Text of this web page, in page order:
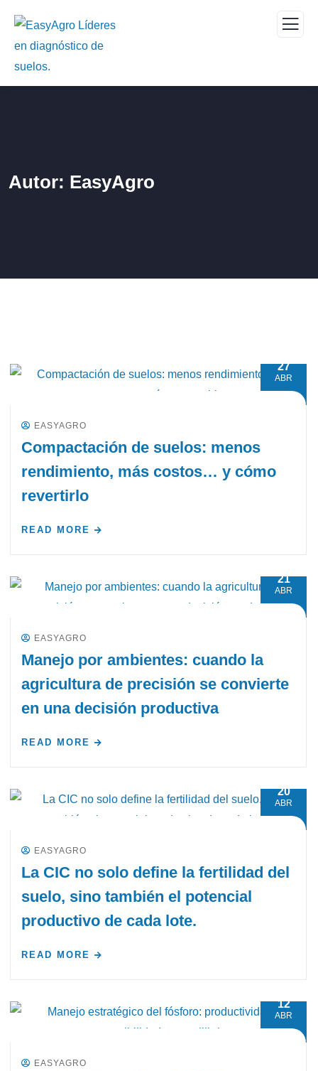
Autor: EasyAgro
27
ABR
EASYAGRO
Compactación de suelos: menos
rendimiento, más costos… y cómo
revertirlo
READ MORE
21
ABR
EASYAGRO
Manejo por ambientes: cuando la
agricultura de precisión se convierte
en una decisión productiva
READ MORE
20
ABR
EASYAGRO
La CIC no solo define la fertilidad del
suelo, sino también el potencial
productivo de cada lote.
READ MORE
12
ABR
EASYAGRO